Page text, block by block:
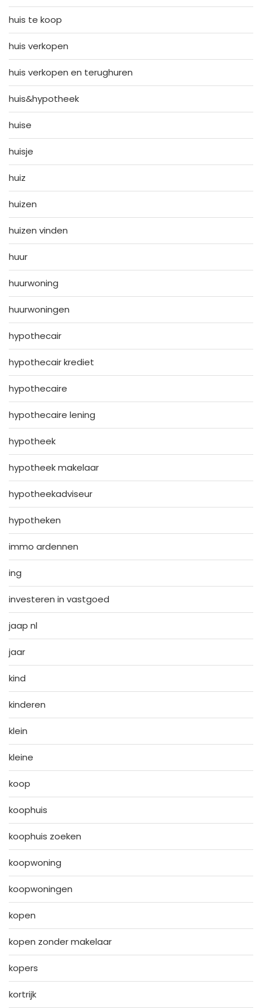
huis te koop
huis verkopen
huis verkopen en terughuren
huis&hypotheek
huise
huisje
huiz
huizen
huizen vinden
huur
huurwoning
huurwoningen
hypothecair
hypothecair krediet
hypothecaire
hypothecaire lening
hypotheek
hypotheek makelaar
hypotheekadviseur
hypotheken
immo ardennen
ing
investeren in vastgoed
jaap nl
jaar
kind
kinderen
klein
kleine
koop
koophuis
koophuis zoeken
koopwoning
koopwoningen
kopen
kopen zonder makelaar
kopers
kortrijk